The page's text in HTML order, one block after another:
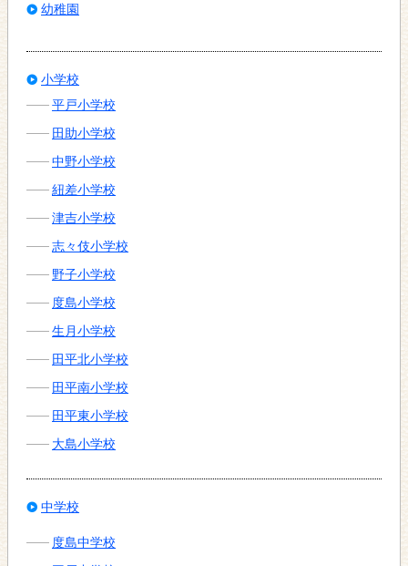
幼稚園
小学校
平戸小学校
田助小学校
中野小学校
紐差小学校
津吉小学校
志々伎小学校
野子小学校
度島小学校
生月小学校
田平北小学校
田平南小学校
田平東小学校
大島小学校
中学校
度島中学校